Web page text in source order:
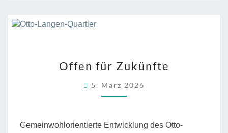
FÜR
Offen für Zukünfte
5. März 2026
Gemeinwohlorientierte Entwicklung des Otto-